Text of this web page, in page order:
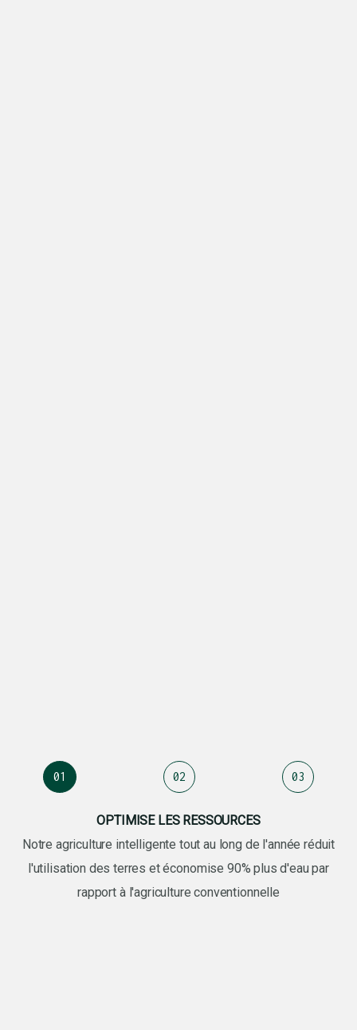
01 02 03
OPTIMISE LES RESSOURCES
Notre agriculture intelligente tout au long de l'année réduit
l'utilisation des terres et économise 90% plus d'eau par
rapport à l'agriculture conventionnelle